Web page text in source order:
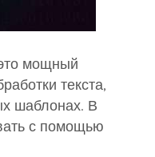
мощный
текста,
шаблонах. В
с помощью